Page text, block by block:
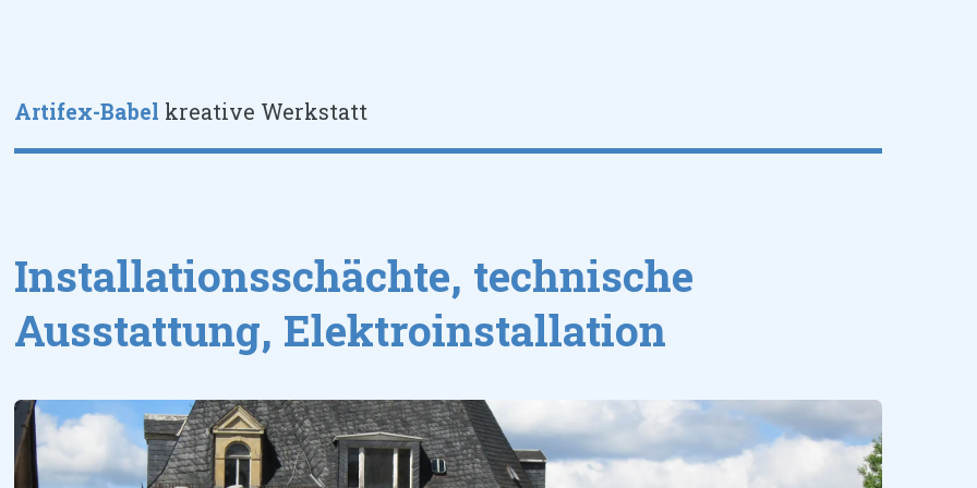
Artifex-Babel kreative Werkstatt
Installationsschächte, technische
Ausstattung, Elektroinstallation